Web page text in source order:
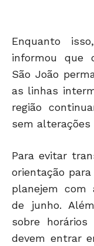
Enquanto
informou que
São João
as linhas
região
sem alterações
Para evitar
orientação
planejem com
de junho.
sobre horários
devem entrar